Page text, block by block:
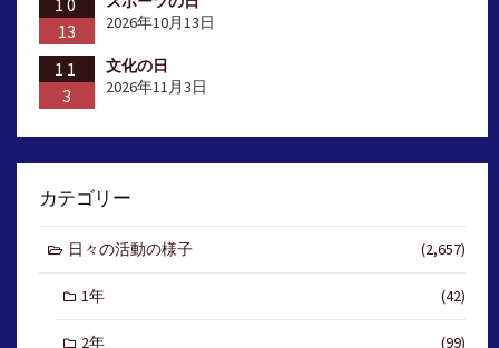
13
2026年10月13日
11
3
文化の日
2026年11月3日
カテゴリー
日々の活動の様子 (2,657)
1年 (42)
2年 (99)